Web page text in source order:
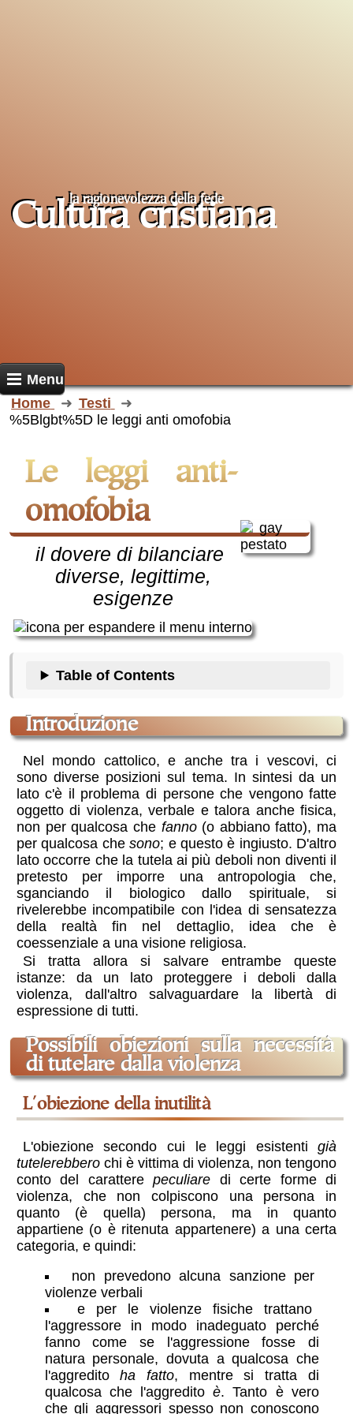
Cultura cristiana
la ragionevolezza della fede
Menu
Home
Testi
%5Blgbt%5D le leggi anti omofobia
Le leggi anti-
omofobia
il dovere di bilanciare
diverse, legittime,
esigenze
Table of Contents
introduzione
Nel mondo cattolico, e anche tra i vescovi, ci
sono diverse posizioni sul tema. In sintesi da un
lato c'è il problema di persone che vengono fatte
oggetto di violenza, verbale e talora anche fisica,
non per qualcosa che fanno(o abbiano fatto), ma
per qualcosa chesono; e questo è ingiusto. D'altro
lato occorre che la tutela ai più deboli non diventi il
pretesto per imporre una antropologia che,
sganciando il biologico dallo spirituale, si
rivelerebbe incompatibile con l'idea di sensatezza
della realtà fin nel dettaglio, idea che è
coessenziale a una visione religiosa.
Si tratta allora si salvare entrambe queste
istanze: da un lato proteggere i deboli dalla
violenza, dall'altro salvaguardare la libertà di
espressione di tutti.
possibili obiezioni sulla necessità
di tutelare dalla violenza
l'obiezione della inutilità
L'obiezione secondo cui le leggi esistentigià
tutelerebberochi è vittima di violenza, non tengono
conto del caratterepeculiare di certe forme di
violenza, che non colpiscono una persona in
quanto (è quella) persona, ma in quanto
appartiene (o è ritenuta appartenere) a una certa
categoria, e quindi:
non prevedono alcuna sanzione per
violenze verbali
e per le violenze fisiche trattano
l'aggressore in modo inadeguato perché
fanno come se l'aggressione fosse di
natura personale, dovuta a qualcosa che
l'aggreditoha fatto, mentre si tratta di
qualcosa che l'aggreditoè. Tanto è vero
che gli aggressori spesso non conoscono